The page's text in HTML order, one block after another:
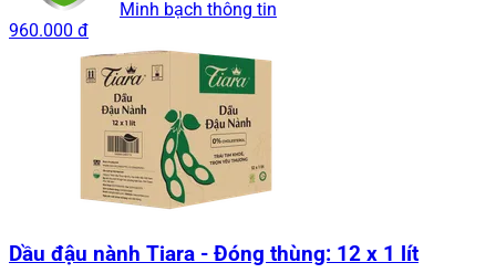
Minh bạch thông tin
960.000 đ
Dầu đậu nành Tiara - Đóng thùng: 12 x 1 lít